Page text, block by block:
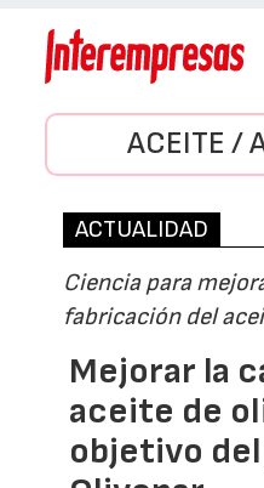
ACEITE /
ACTUALIDAD
Ciencia para
fabricación del
Mejorar la
aceite de
objetivo